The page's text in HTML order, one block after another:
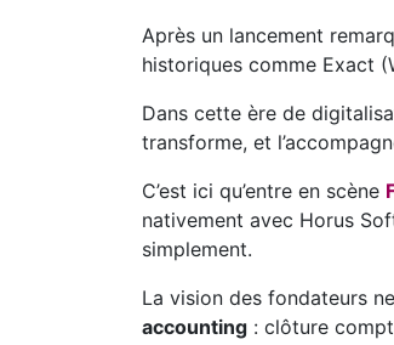
Après un lancement
historiques comme Exact
Dans cette ère de
transforme, et
C’est ici qu’entre en scène
nativement avec Horus
simplement.
La vision des fondateurs
accounting : clôture